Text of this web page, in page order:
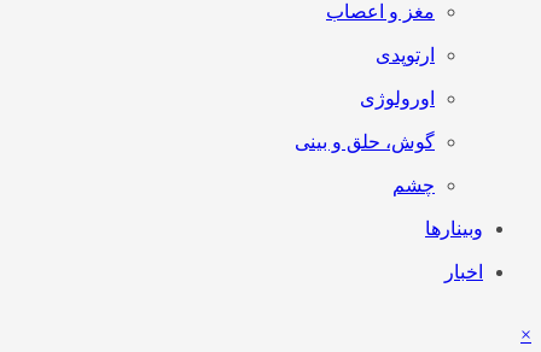
مغز و اعصاب
ارتوپدی
اورولوژی
گوش، حلق و بینی
چشم
وبینارها
اخبار
×